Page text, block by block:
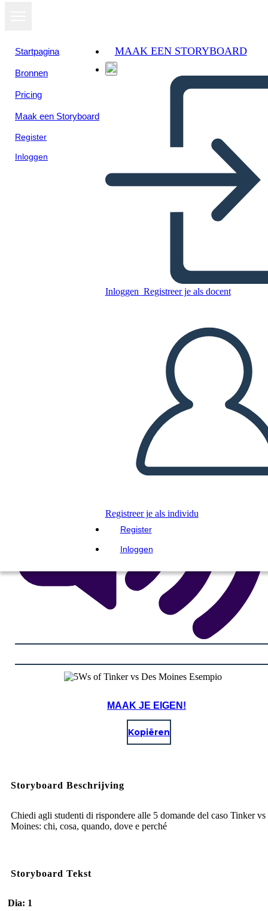
Startpagina
Bronnen
Pricing
Maak een Storyboard
Register
Inloggen
MAAK EEN STORYBOARD
Inloggen Registreer je als docent
Registreer je als individu
Register
Inloggen
5Ws of Tinker vs Des Moines
Esempio
Kopieer dit Storyboard
MAAK EEN STORYBOARD
DIAVOORSTELLING AFSPELEN
LEES MIJ VOOR
MAAK JE EIGEN!
Kopiëren
Storyboard Beschrijving
Chiedi agli studenti di rispondere alle 5 domande del caso Tinker vs
Moines: chi, cosa, quando, dove e perché
Storyboard Tekst
Dia: 1